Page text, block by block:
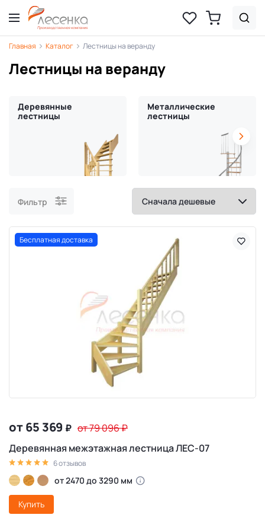
Главная Каталог Лестницы на веранду
Лестницы на веранду
Деревянные
лестницы
Металлические
лестницы
Фильтр
Бесплатная доставка
от 65 369 ₽ от 79 096₽
Деревянная межэтажная лестница ЛЕС-07
6 отзывов
от 2470 до 3290 мм
Купить